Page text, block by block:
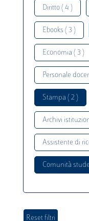
Diritto ( 4 )
Ebooks ( 3 )
Economia ( 3 )
Personale
Stampa ( 2 )
Archivi
Assistente di
Comunità